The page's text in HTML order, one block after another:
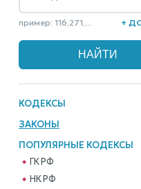
пример: 116,271,... +
КОДЕКСЫ
ЗАКОНЫ
ПОПУЛЯРНЫЕ КОДЕКСЫ
ГК РФ
НК РФ